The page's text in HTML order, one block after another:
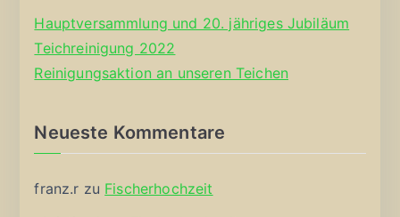
Hauptversammlung und 20. jähriges Jubiläum
Teichreinigung 2022
Reinigungsaktion an unseren Teichen
Neueste Kommentare
franz.r zu Fischerhochzeit